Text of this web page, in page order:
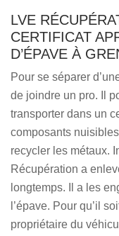
LVE
CERTIFICAT
D’ÉPAVE À
Pour se séparer
de joindre un pro. Il
transporter dans un
composants
recycler les métaux.
Récupération a
longtemps. Il a les
l’épave. Pour qu’il
propriétaire du